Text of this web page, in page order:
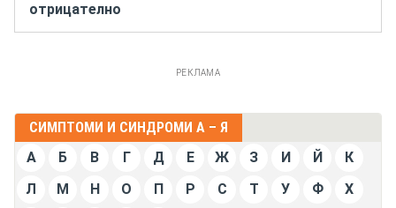
отрицателно
РЕКЛАМА
СИМПТОМИ И СИНДРОМИ А – Я
А
Б В Г Д Е Ж З И Й
К
Л
М Н О П Р С Т У Ф
Х